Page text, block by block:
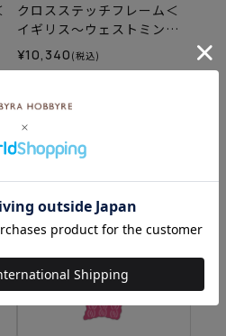
クロスステッチフレーム＜
イギリス～ウェストミンス
ター宮殿～＞
¥10,340 (税込)
ーから探す
キット